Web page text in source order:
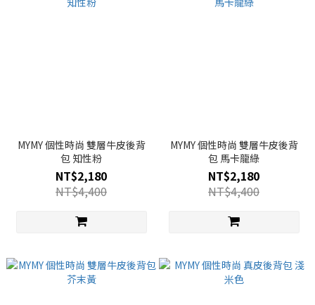
MYMY 個性時尚 雙層牛皮後背
包 知性粉
NT$2,180
NT$4,400
MYMY 個性時尚 雙層牛皮後背
包 馬卡龍綠
NT$2,180
NT$4,400